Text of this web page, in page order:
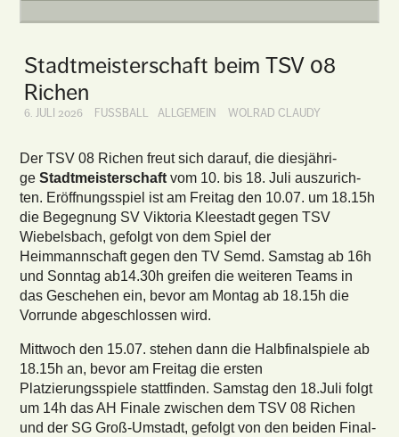
Stadtmeisterschaft beim TSV 08
Richen
6. JULI 2026 FUSSBALL ALLGEMEIN WOLRAD CLAUDY
Der TSV 08 Ri­chen freut sich dar­auf, die dies­jäh­ri­
ge Stadt­meis­ter­schaft vom 10. bis 18. Juli aus­zu­rich­
ten. Eröffnungsspiel ist am Freitag den 10.07. um 18.15h
die Begegnung SV Viktoria Kleestadt gegen TSV
Wiebelsbach, gefolgt von dem Spiel der
Heimmannschaft gegen den TV Semd. Samstag ab 16h
und Sonntag ab14.30h greifen die weiteren Teams in
das Geschehen ein, bevor am Montag ab 18.15h die
Vorrunde abgeschlossen wird.
Mittwoch den 15.07. stehen dann die Halb­fi­na­lspiele ab
18.15h an, bevor am Freitag die ersten
Platzierungsspiele stattfinden. Sams­tag den 18.​Juli folgt
um 14h das AH Finale zwischen dem TSV 08 Richen
und der SG Groß-Umstadt, gefolgt von den beiden Fi­nal­